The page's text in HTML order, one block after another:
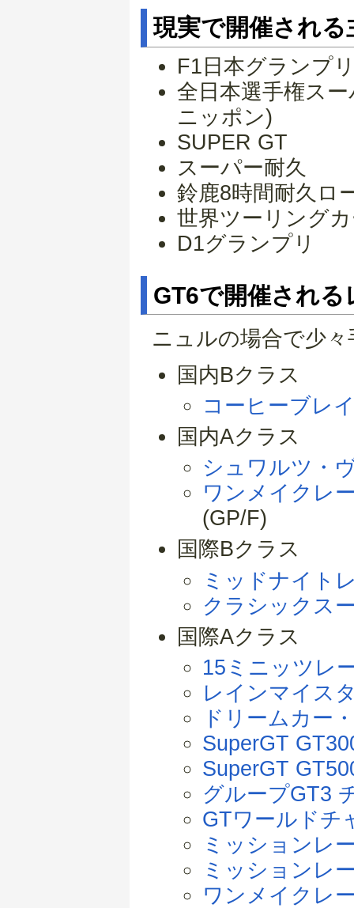
現実で開催され
F1日本グランプ
全日本選手権ス
ニッポン)
SUPER GT
スーパー耐久
鈴鹿8時間耐久ロ
世界ツーリング
D1グランプリ
GT6で開催され
ニュルの場合で少
国内Bクラス
コーヒーブレ
国内Aクラス
シュワルツ・
ワンメイクレ
(GP/F)
国際Bクラス
ミッドナイト
クラシックス
国際Aクラス
15ミニッツレ
レインマイス
ドリームカー
SuperGT
SuperGT
グループGT3
GTワールドチ
ミッションレ
ミッションレ
ワンメイクレ